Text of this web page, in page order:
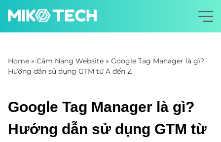
Home » Cẩm Nang Website » Google Tag Manager là gì?
Hướng dẫn sử dụng GTM từ A đến Z
Google Tag Manager là gì?
Hướng dẫn sử dụng GTM từ